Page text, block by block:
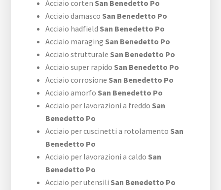
Acciaio corten San Benedetto Po
Acciaio damasco San Benedetto Po
Acciaio hadfield San Benedetto Po
Acciaio maraging San Benedetto Po
Acciaio strutturale San Benedetto Po
Acciaio super rapido San Benedetto Po
Acciaio corrosione San Benedetto Po
Acciaio amorfo San Benedetto Po
Acciaio per lavorazioni a freddo San
Benedetto Po
Acciaio per cuscinetti a rotolamento San
Benedetto Po
Acciaio per lavorazioni a caldo San
Benedetto Po
Acciaio per utensili San Benedetto Po